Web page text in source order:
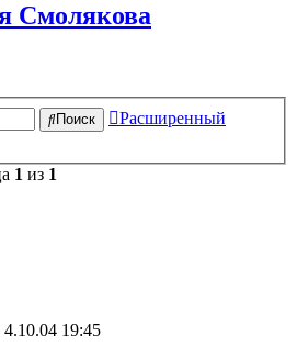
Смолякова
Поиск
Расширенный
1 из 1
4.10.04 19:45